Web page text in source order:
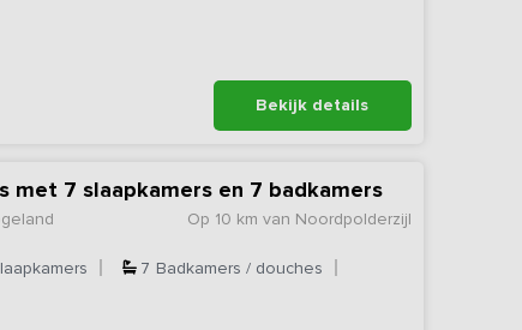
Bekijk details
met 7 slaapkamers en 7 badkamers
Op 10 km van Noordpolderzijl
7 Badkamers / douches